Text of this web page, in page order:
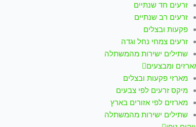
זרעים חד שנתיים
זרעים רב שנתיים
פקעות ובצלים
זרעים צמחי נחל וגדה
שתילים ישירות מהמשתלה
ומבצעים
מארזי פקעות ובצלים
מיקס זרעים לפי צבעים
מארזים לפי אזורים בארץ
שתילים ישירות מהמשתלה